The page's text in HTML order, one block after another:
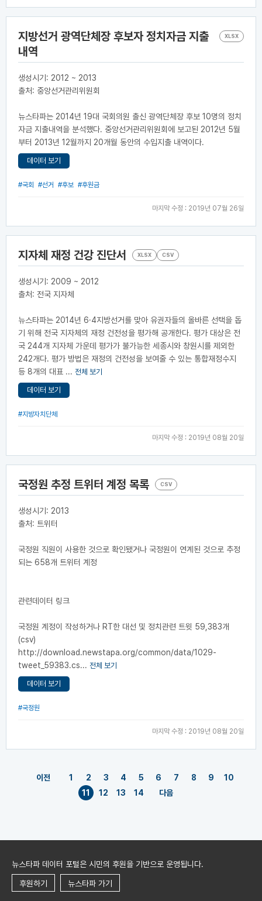
지방선거 광역단체장 후보자 정치자금 지출
내역
XLSX
생성시기: 2012 ~ 2013
출처: 중앙선거관리위원회
뉴스타파는 2014년 19대 국회의원 출신 광역단체장 후보 10명의 정치
자금 지출내역을 분석했다. 중앙선거관리위원회에 보고된 2012년 5월
부터 2013년 12월까지 20개월 동안의 수입지출 내역이다.
데이터 보기
#국회 #선거 #후보 #후원금
마지막 수정 : 2019년 07월 26일
지자체 재정 건강 진단서 XLSX CSV
생성시기: 2009 ~ 2012
출처: 전국 지자체
뉴스타파는 2014년 6·4지방선거를 맞아 유권자들의 올바른 선택을 돕
기 위해 전국 지자체의 재정 건전성을 평가해 공개한다. 평가 대상은 전
국 244개 지자체 가운데 평가가 불가능한 세종시와 창원시를 제외한
242개다. 평가 방법은 재정의 건전성을 보여줄 수 있는 통합재정수지
등 8개의 대표 ... 전체 보기
데이터 보기
#지방자치단체
마지막 수정 : 2019년 08월 20일
국정원 추정 트위터 계정 목록 CSV
생성시기: 2013
출처: 트위터
국정원 직원이 사용한 것으로 확인됐거나 국정원이 연계된 것으로 추정
되는 658개 트위터 계정
관련데이터 링크
국정원 계정이 작성하거나 RT한 대선 및 정치관련 트윗 59,383개
(csv)
http://download.newstapa.org/common/data/1029-
tweet_59383.cs... 전체 보기
데이터 보기
#국정원
마지막 수정 : 2019년 08월 20일
이전 1 2 3 4 5 6 7 8 9
10
11
12 13 14 다음
뉴스타파 데이터 포털은 시민의 후원을 기반으로 운영됩니다.
후원하기 뉴스타파 가기